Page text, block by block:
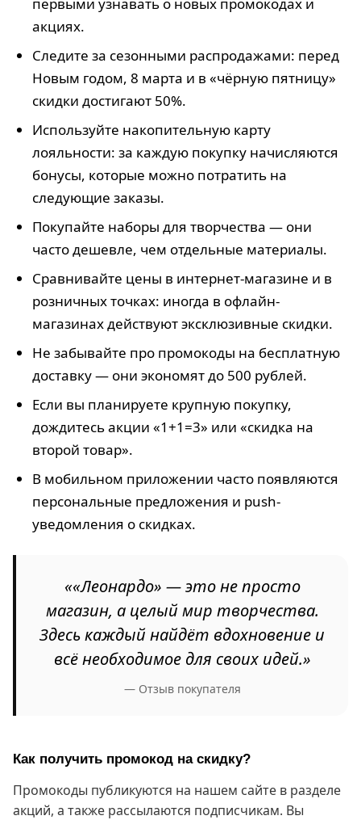
акциях.
Следите за сезонными распродажами: перед
Новым годом, 8 марта и в «чёрную пятницу»
скидки достигают 50%.
Используйте накопительную карту
лояльности: за каждую покупку начисляются
бонусы, которые можно потратить на
следующие заказы.
Покупайте наборы для творчества — они
часто дешевле, чем отдельные материалы.
Сравнивайте цены в интернет-магазине и в
розничных точках: иногда в офлайн-
магазинах действуют эксклюзивные скидки.
Не забывайте про промокоды на бесплатную
доставку — они экономят до 500 рублей.
Если вы планируете крупную покупку,
дождитесь акции «1+1=3» или «скидка на
второй товар».
В мобильном приложении часто появляются
персональные предложения и push-
уведомления о скидках.
««Леонардо» — это не просто
магазин, а целый мир творчества.
Здесь каждый найдёт вдохновение и
всё необходимое для своих идей.»
— Отзыв покупателя
Как получить промокод на скидку?
Промокоды публикуются на нашем сайте в разделе
акций, а также рассылаются подписчикам. Вы